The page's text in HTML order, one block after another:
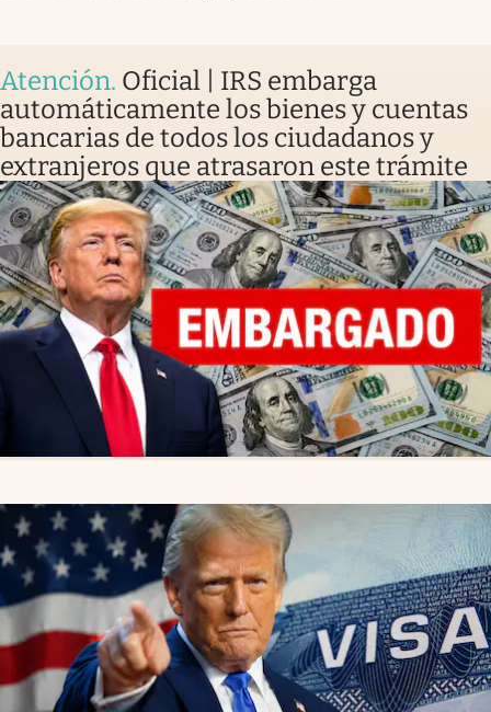
Atención. Oficial | IRS embarga
automáticamente los bienes y cuentas
bancarias de todos los ciudadanos y
extranjeros que atrasaron este trámite